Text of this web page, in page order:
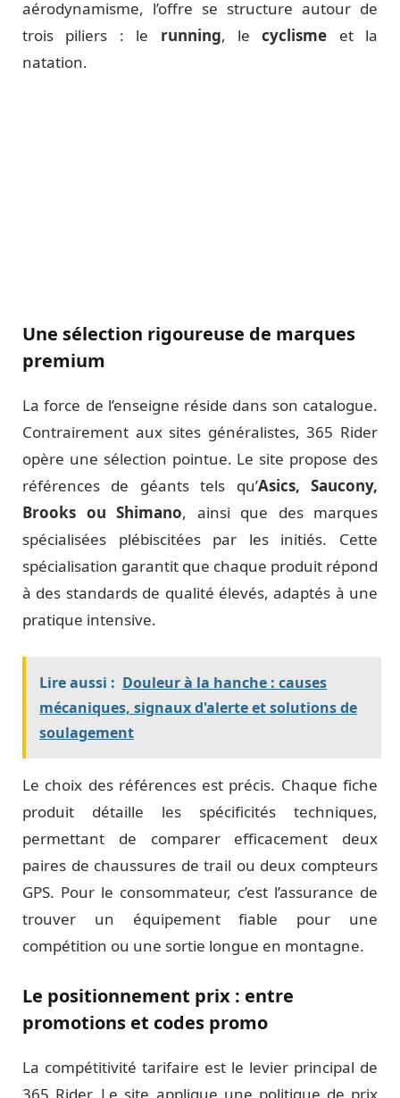
aérodynamisme, l’offre se structure autour de
trois piliers : le running, lecyclisme et la
natation.
Une sélection rigoureuse de marques
premium
La force de l’enseigne réside dans son catalogue.
Contrairement aux sites généralistes, 365 Rider
opère une sélection pointue. Le site propose des
références de géants tels qu’Asics, Saucony,
Brooks ou Shimano, ainsi que des marques
spécialisées plébiscitées par les initiés. Cette
spécialisation garantit que chaque produit répond
à des standards de qualité élevés, adaptés à une
pratique intensive.
Lire aussi : Douleur à la hanche : causes
mécaniques, signaux d'alerte et solutions de
soulagement
Le choix des références est précis. Chaque fiche
produit détaille les spécificités techniques,
permettant de comparer efficacement deux
paires de chaussures de trail ou deux compteurs
GPS. Pour le consommateur, c’est l’assurance de
trouver un équipement fiable pour une
compétition ou une sortie longue en montagne.
Le positionnement prix : entre
promotions et codes promo
La compétitivité tarifaire est le levier principal de
365 Rider. Le site applique une politique de prix